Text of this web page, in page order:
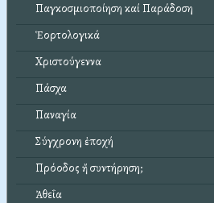
Παγκοσμιοποίηση καί Παράδοση
Ἑορτολογικά
Χριστούγεννα
Πάσχα
Παναγία
Σύγχρονη ἐποχή
Πρόοδος ἤ συντήρηση;
Ἀθεΐα